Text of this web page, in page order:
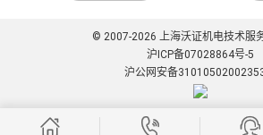
© 2007-2026 上海沃证机电技术服
沪ICP备07028864号-5
沪公网安备
  